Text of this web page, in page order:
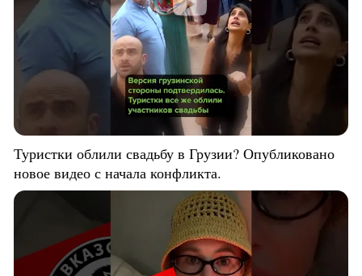
Туристки облили свадьбу в Грузии? Опубликовано
новое видео с начала конфликта.